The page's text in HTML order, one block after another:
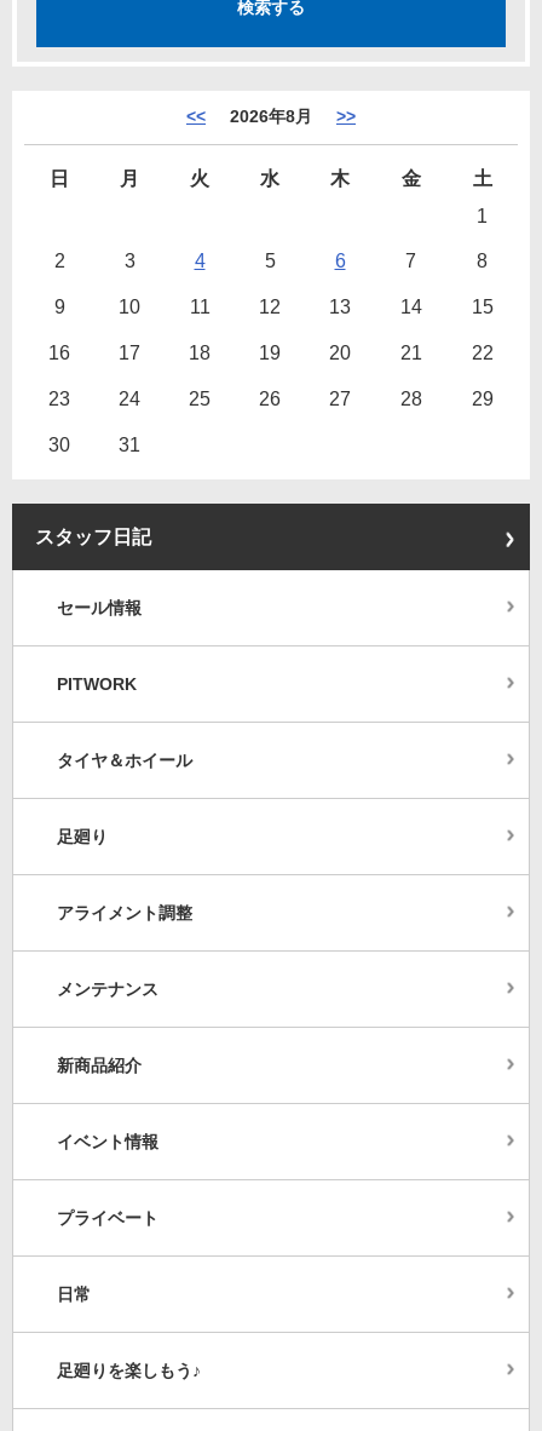
<< 2026年8月 >>
日 月 火 水 木 金
土
1
2 3 4 5 6 7 8
9 10 11 12 13 14 15
16 17 18 19 20 21 22
23 24 25 26 27 28 29
30 31
スタッフ日記
セール情報
PITWORK
タイヤ＆ホイール
足廻り
アライメント調整
メンテナンス
新商品紹介
イベント情報
プライベート
日常
足廻りを楽しもう♪